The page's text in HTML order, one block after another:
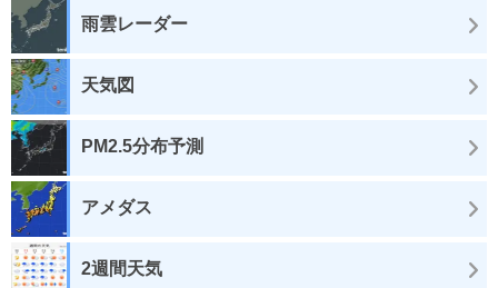
雨雲レーダー
天気図
PM2.5分布予測
アメダス
2週間天気